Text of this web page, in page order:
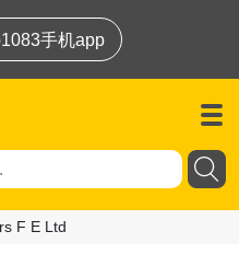
手机app
F E Ltd